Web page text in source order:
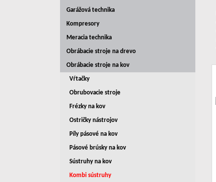
Garážová technika
Kompresory
Meracia technika
Obrábacie stroje na drevo
Obrábacie stroje na kov
Vŕtačky
Obrubovacie stroje
Frézky na kov
Ostričky nástrojov
Píly pásové na kov
Pásové brúsky na kov
Sústruhy na kov
Kombi sústruhy